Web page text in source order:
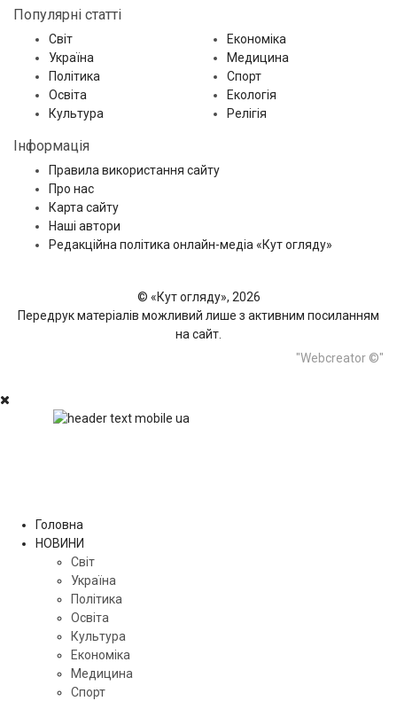
Популярні статті
Світ
Україна
Політика
Освіта
Культура
Економіка
Медицина
Спорт
Екологія
Релігія
Інформація
Правила використання сайту
Про нас
Карта сайту
Наші автори
Редакційна політика онлайн-медіа «Кут огляду»
© «Кут огляду», 2026
Передрук матеріалів можливий лише з активним посиланням
на сайт.
"Webcreator ©"
Головна
НОВИНИ
Світ
Україна
Політика
Освіта
Культура
Економіка
Медицина
Спорт